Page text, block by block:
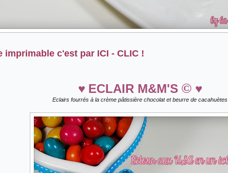
imprimable c'est par ICI - CLIC !
♥ ECLAIR M&M'S © ♥
Eclairs fourrés à la crème pâtissière chocolat et beurre de cacahuètes